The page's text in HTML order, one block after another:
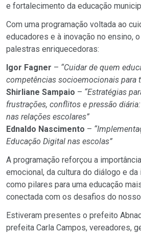
e fortalecimento da educação
Com uma programação voltada ao
educadores e à inovação no ensino,
palestras enriquecedoras:
Igor Fagner – “Cuidar de quem
competências socioemocionais para
Shirliane Sampaio – “Estratégias
frustrações, conflitos e pressão
nas relações escolares”
Ednaldo Nascimento –
Educação Digital nas escolas”
A programação reforçou a
emocional, da cultura do diálogo e
como pilares para uma educação
conectada com os desafios do
Estiveram presentes o prefeito
prefeita Carla Campos, vereadores,